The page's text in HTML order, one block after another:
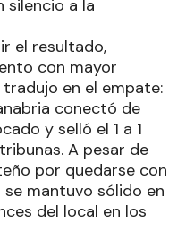
silencio a la
el resultado,
con mayor
en el empate:
conectó de
y selló el 1 a 1
A pesar de
por quedarse con
mantuvo sólido en
del local en los